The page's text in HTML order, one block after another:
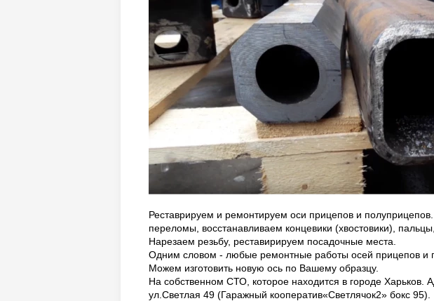
Реставрируем и ремонтируем оси прицепов и
переломы, восстанавливаем концевики (хвостовики),
Нарезаем резьбу, реставирируем посадочные места.
Одним словом - любые ремонтные работы осей прицепов и
Можем изготовить новую ось по Вашему образцу.
На собственном СТО, которое находится в городе Харьков.
ул.Светлая 49 (Гаражный кооператив«Светлячок2» бокс 95).